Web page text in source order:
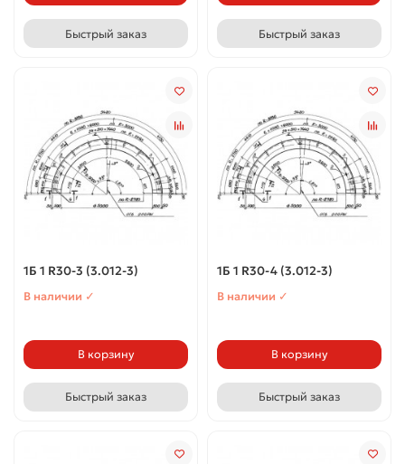
Быстрый заказ Быстрый заказ
1Б 1 R30-3 (3.012-3)
В наличии ✓
В корзину
Быстрый заказ
1Б 1 R30-4 (3.012-3)
В наличии ✓
В корзину
Быстрый заказ